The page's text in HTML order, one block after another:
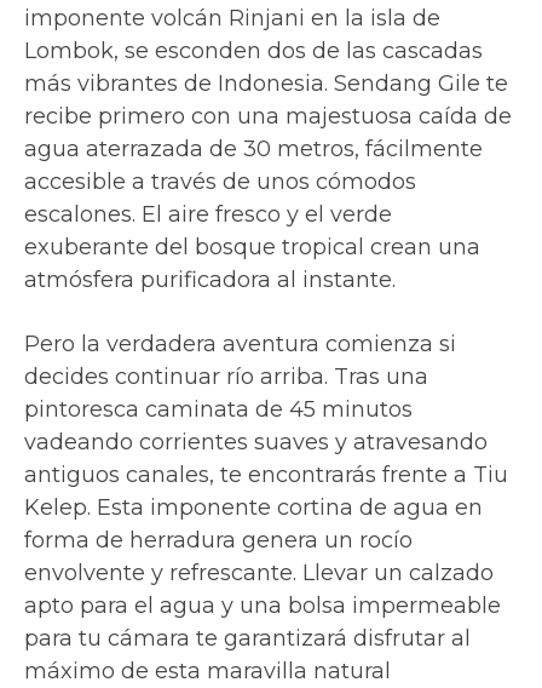
imponente volcán Rinjani en la isla de
Lombok, se esconden dos de las cascadas
más vibrantes de Indonesia. Sendang Gile te
recibe primero con una majestuosa caída de
agua aterrazada de 30 metros, fácilmente
accesible a través de unos cómodos
escalones. El aire fresco y el verde
exuberante del bosque tropical crean una
atmósfera purificadora al instante.
Pero la verdadera aventura comienza si
decides continuar río arriba. Tras una
pintoresca caminata de 45 minutos
vadeando corrientes suaves y atravesando
antiguos canales, te encontrarás frente a Tiu
Kelep. Esta imponente cortina de agua en
forma de herradura genera un rocío
envolvente y refrescante. Llevar un calzado
apto para el agua y una bolsa impermeable
para tu cámara te garantizará disfrutar al
máximo de esta maravilla natural